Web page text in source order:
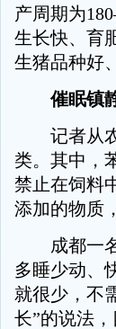
产周期为
生长快、育
生猪品种好
催眠镇
记者从农
类。其中，
禁止在饲料
添加的物质
成都一名
多睡少动、
就很少，不
长”的说法